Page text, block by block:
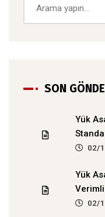
SON
Yük
02/
Yük
02/